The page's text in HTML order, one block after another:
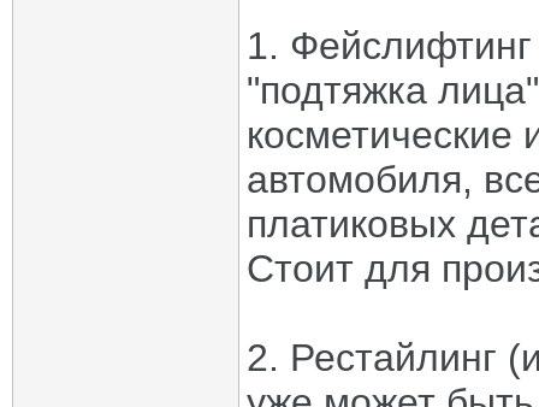
1.
"подтяжка
косметические
автомобиля,
платиковых
Стоит для
2. Рестайлинг